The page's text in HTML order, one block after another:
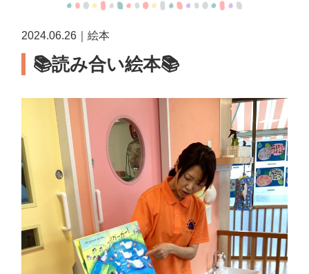
2024.06.26｜絵本
📚読み合い絵本📚